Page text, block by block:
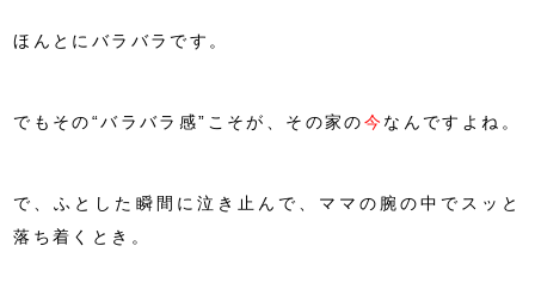
ほんとにバラバラです。
でもその“バラバラ感”こそが、その家の今 なんですよね。
で、ふとした瞬間に泣き止んで、ママの腕の中でスッと
落ち着くとき。